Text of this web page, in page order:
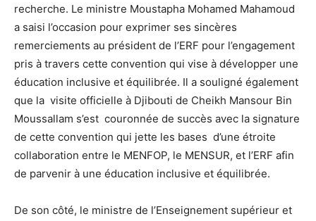
recherche. Le ministre Moustapha Mohamed Mahamoud
a saisi l’occasion pour exprimer ses sincères
remerciements au président de l’ERF pour l’engagement
pris à travers cette convention qui vise à développer une
éducation inclusive et équilibrée. Il a souligné également
que la visite officielle à Djibouti de Cheikh Mansour Bin
Moussallam s’est couronnée de succès avec la signature
de cette convention qui jette les bases d’une étroite
collaboration entre le MENFOP, le MENSUR, et l’ERF afin
de parvenir à une éducation inclusive et équilibrée.
De son côté, le ministre de l’Enseignement supérieur et